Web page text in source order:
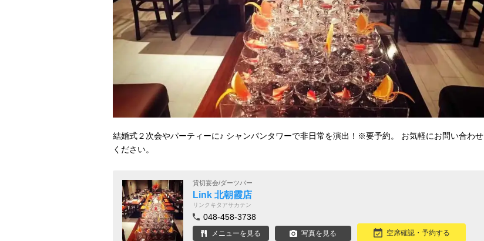
結婚式２次会やパーティーに♪ シャンパンタワーで非日常を演出！※要予約。 お気軽にお問い合わせ
ください。
貸切宴会/ダーツバー
Link 北朝霞店
リンクキタアサカテン
048-458-3738
メニューを見る 写真を見る 空席確認・予約する